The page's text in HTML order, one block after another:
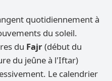
quotidiennement à
du soleil.
du Fajr(début du
du jeûne à l'Iftar)
Le calendrier